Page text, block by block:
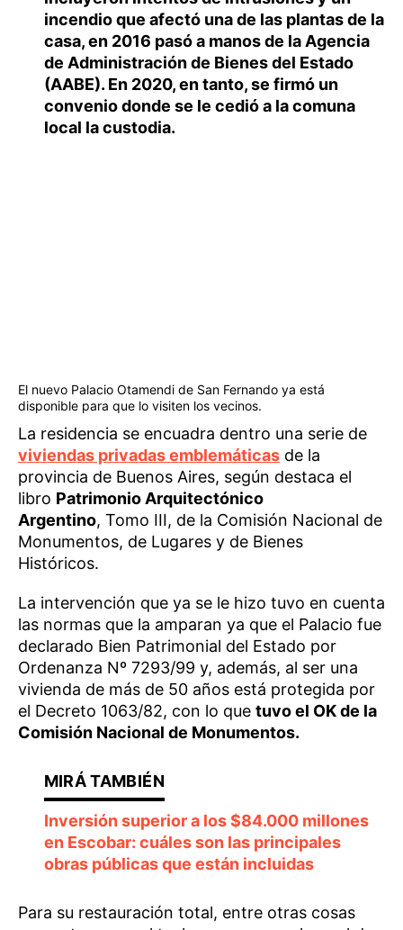
incendio que afectó una de las plantas de la
casa, en 2016 pasó a manos de la Agencia
de Administración de Bienes del Estado
(AABE). En 2020, en tanto, se firmó un
convenio donde se le cedió a la comuna
local la custodia.
El nuevo Palacio Otamendi de San Fernando ya está
disponible para que lo visiten los vecinos.
La residencia se encuadra dentro una serie de
viviendas privadas emblemáticas de la
provincia de Buenos Aires, según destaca el
libro Patrimonio Arquitectónico
Argentino, Tomo III, de la Comisión Nacional de
Monumentos, de Lugares y de Bienes
Históricos.
La intervención que ya se le hizo tuvo en cuenta
las normas que la amparan ya que el Palacio fue
declarado Bien Patrimonial del Estado por
Ordenanza Nº 7293/99 y, además, al ser una
vivienda de más de 50 años está protegida por
el Decreto 1063/82, con lo que tuvo el OK de la
Comisión Nacional de Monumentos.
Inversión superior a los $84.000 millones
en Escobar: cuáles son las principales
obras públicas que están incluidas
Para su restauración total, entre otras cosas